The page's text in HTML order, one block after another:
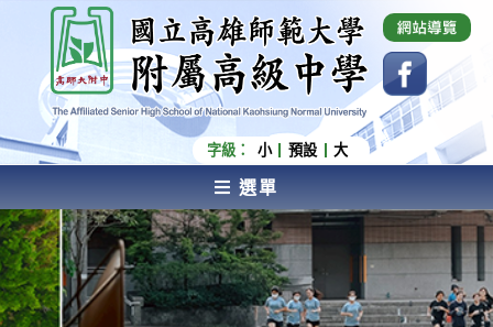
內
容
國立高雄師範大學附屬高級中學 Affiliated Senior
High School of National Kaohsiung Normal
University
字級： 小 預設 大
選單
AFFILIATED SENIOR HIGH SCHOOL OF NATIONAL
KAOHSIUNG NORMAL UNIVERSITY